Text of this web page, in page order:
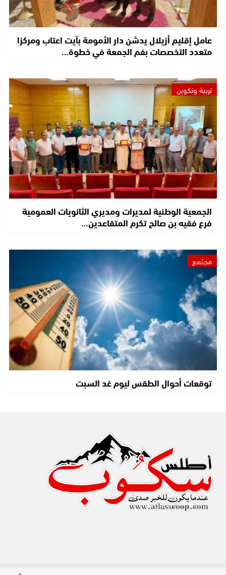
عامل إقليم أزيلال يدشن دار الأمومة بآيت اعتاب ومركزا
متعدد التخصصات بفم الجمعة في خطوة…
تربية وتكوين
الجمعية الوطنية لمديرات ومديري الثانويات العمومية
فرع فقيه بن صالح تكرم المتقاعدين…
مجتمع
توقعات أحوال الطقس ليوم غد السبت